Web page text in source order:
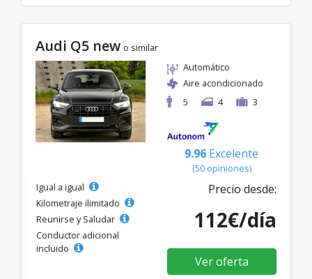
Audi Q5 new o similar
Automático
Aire acondicionado
5
4 3
9.96 Excelente
(50 opiniones)
Igual a igual
Kilometraje ilimitado
Reunirse y Saludar
Conductor adicional
incluido
Precio desde:
112€/día
Ver oferta